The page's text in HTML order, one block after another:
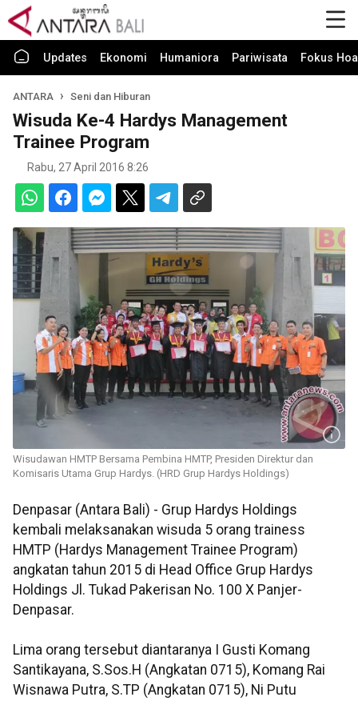
Updates Ekonomi Humaniora Pariwisata Fokus
ANTARA Seni dan Hiburan
Wisuda Ke-4 Hardys Management
Trainee Program
Rabu, 27 April 2016 8:26
Wisudawan HMTP Bersama Pembina HMTP, Presiden Direktur dan
Komisaris Utama Grup Hardys. (HRD Grup Hardys Holdings)
Denpasar (Antara Bali) - Grup Hardys Holdings
kembali melaksanakan wisuda 5 orang trainess
HMTP (Hardys Management Trainee Program)
angkatan tahun 2015 di Head Office Grup Hardys
Holdings Jl. Tukad Pakerisan No. 100 X Panjer-
Denpasar.
Lima orang tersebut diantaranya I Gusti Komang
Santikayana, S.Sos.H (Angkatan 0715), Komang Rai
Wisnawa Putra, S.TP (Angkatan 0715), Ni Putu